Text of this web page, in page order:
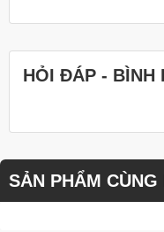
HỎI ĐÁP - BÌNH
SẢN PHẨM